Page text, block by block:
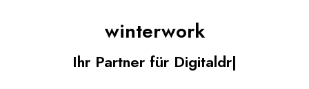
winterwork
Ihr Partner für Digital|